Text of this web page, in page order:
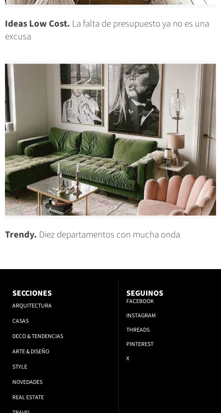
Ideas Low Cost. La falta de presupuesto ya no es una
excusa
Trendy. Diez departamentos con mucha onda
SECCIONES
ARQUITECTURA
CASAS
DECO & TENDENCIAS
ARTE & DISEÑO
STYLE
NOVEDADES
REAL ESTATE
SEGUINOS
FACEBOOK
INSTAGRAM
THREADS
PINTEREST
X